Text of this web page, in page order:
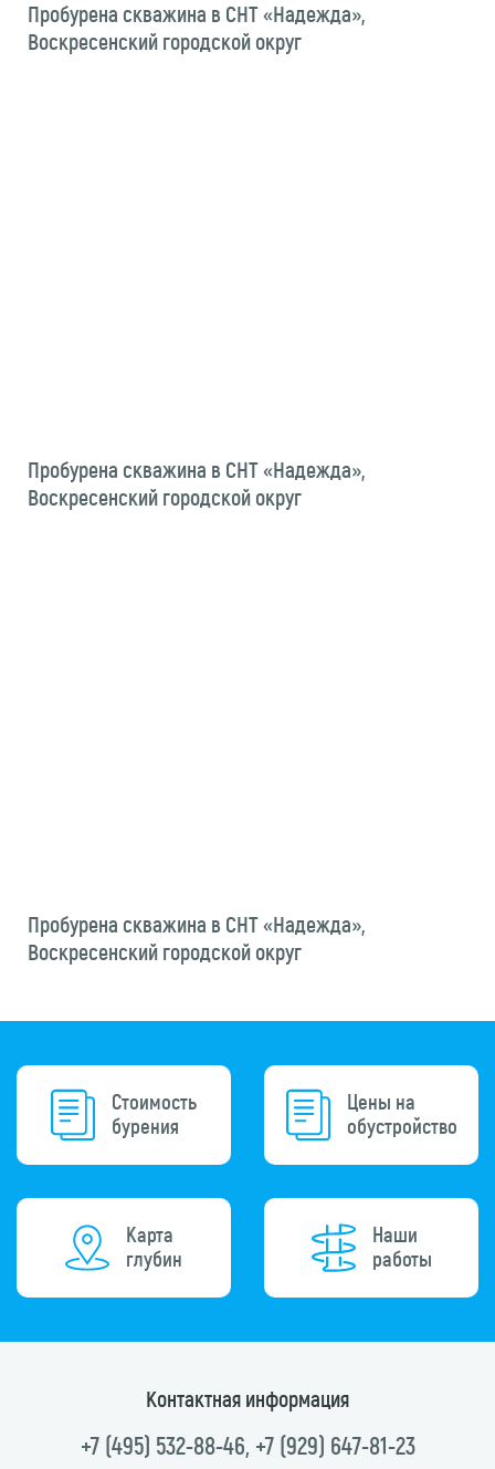
Пробурена скважина в СНТ «Надежда»,
Воскресенский городской округ
Пробурена скважина в СНТ «Надежда»,
Воскресенский городской округ
Пробурена скважина в СНТ «Надежда»,
Воскресенский городской округ
Стоимость
бурения
Цены на
обустройство
Карта
глубин
Наши
работы
Контактная информация
+7 (495) 532-88-46, +7 (929) 647-81-23